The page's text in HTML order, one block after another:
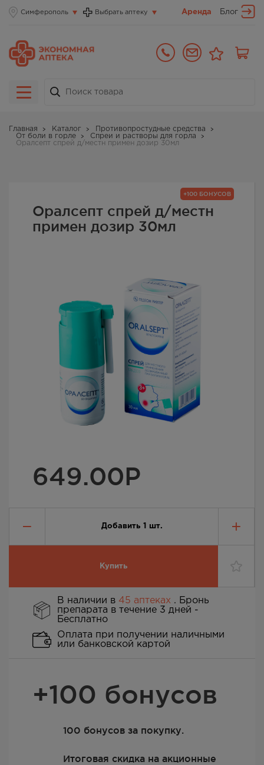
Симферополь Выбрать аптеку Аренда Блог
Главная Каталог
Противопростудные средства
От боли в горле
Спреи и растворы для горла
Оралсепт спрей д/местн примен дозир 30мл
+100 БОНУСОВ
Оралсепт спрей д/местн
примен дозир 30мл
649.00Р
Добавить 1 шт.
Купить
В наличии в 45 аптеках . Бронь
препарата в течение 3 дней -
Бесплатно
Оплата при получении наличными
или банковской картой
+100 бонусов
100 бонусов за покупку.
Итоговая скидка на акционные